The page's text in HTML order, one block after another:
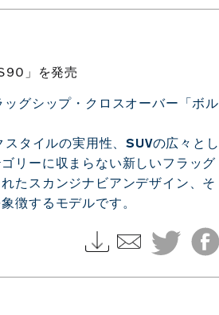
」を発売
グシップ・クロスオーバー「ボル
タイルの実用性、SUVの広々とし
リーに収まらない新しいフラッグ
たスカンジナビアンデザイン、そ
徴するモデルです。